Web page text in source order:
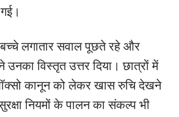
लगातार सवाल पूछते रहे और
उनका विस्तृत उत्तर दिया। छात्रों में
कानून को लेकर खास रुचि देखने
नियमों के पालन का संकल्प भी